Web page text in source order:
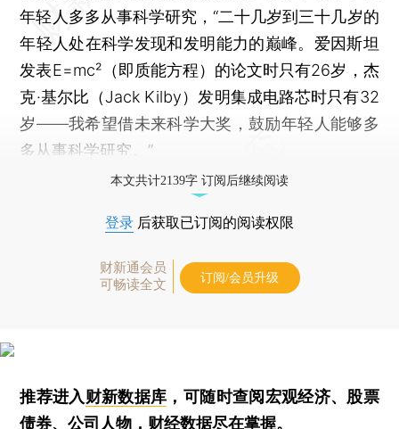
年轻人多多从事科学研究，“二十几岁到三十几岁的
年轻人处在科学发现和发明能力的巅峰。爱因斯坦
发表E=mc²（即质能方程）的论文时只有26岁，杰
克·基尔比（Jack Kilby）发明集成电路芯时只有32
岁——我希望借未来科学大奖，鼓励年轻人能够多
多从事科学研究。”
本文共计2139字 订阅后继续阅读
登录 后获取已订阅的阅读权限
财新通会员
可畅读全文
订阅/会员升级
推荐进入财新数据库 ，可随时查阅宏观经济、股票
债券、公司人物，财经数据尽在掌握。